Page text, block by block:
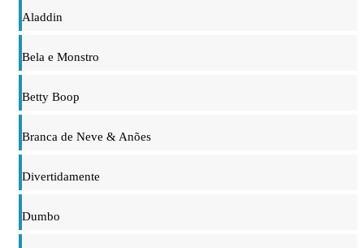
Aladdin
Bela e Monstro
Betty Boop
Branca de Neve & Anões
Divertidamente
Dumbo